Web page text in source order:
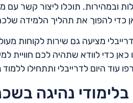
ובמהירות. תוכלו ליצור קשר
כדי להפוך את תהליך הלמידה
מציעה גם שירות לקוחות
כדי לוודא שתהיה לכם חוויית
עוד היום לדרייבלי ותתחילו
נהיגה